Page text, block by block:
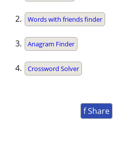
Words with friends finder
Anagram Finder
Crossword Solver
f Share